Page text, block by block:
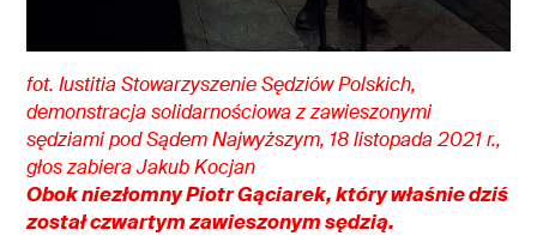
fot. Iustitia Stowarzyszenie Sędziów Polskich,
demonstracja solidarnościowa z zawieszonymi
sędziami pod Sądem Najwyższym, 18 listopada 2021 r.,
głos zabiera Jakub Kocjan
Obok niezłomny Piotr Gąciarek, który właśnie dziś
został czwartym zawieszonym sędzią.